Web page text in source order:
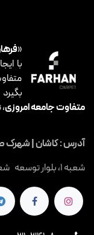
«
با
متفاوت جامعه امروزی
آدرس : کاشان | شهرک
شعبه 1، بلوار توسعه شعبه 2، بلوار کارگــر